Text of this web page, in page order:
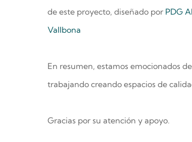
de este proyecto, diseñado por PDG
Vallbona
En resumen, estamos emocionados
trabajando creando espacios de
Gracias por su atención y apoyo.